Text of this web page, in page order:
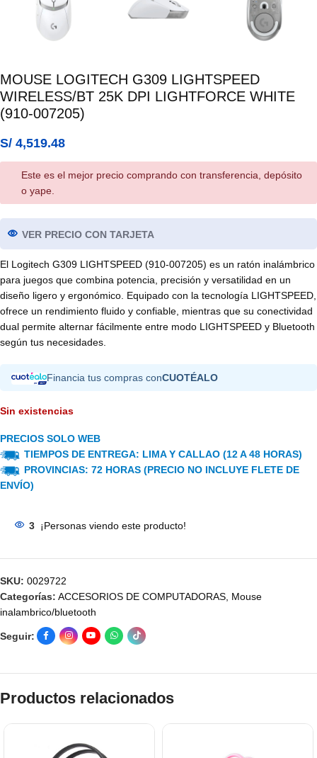
MOUSE LOGITECH G309 LIGHTSPEED
WIRELESS/BT 25K DPI LIGHTFORCE WHITE
(910-007205)
S/ 4,519.48
Este es el mejor precio comprando con transferencia, depósito
o yape.
VER PRECIO CON TARJETA
El Logitech G309 LIGHTSPEED (910-007205) es un ratón inalámbrico
para juegos que combina potencia, precisión y versatilidad en un
diseño ligero y ergonómico. Equipado con la tecnología LIGHTSPEED,
ofrece un rendimiento fluido y confiable, mientras que su conectividad
dual permite alternar fácilmente entre modo LIGHTSPEED y Bluetooth
según tus necesidades.
Financia tus compras conCUOTÉALO
Sin existencias
PRECIOS SOLO WEB
TIEMPOS DE ENTREGA: LIMA Y CALLAO (12 A 48 HORAS)
PROVINCIAS: 72 HORAS (PRECIO NO INCLUYE FLETE DE
ENVÍO)
3 ¡Personas viendo este producto!
SKU: 0029722
Categorías: ACCESORIOS DE COMPUTADORAS, Mouse
inalambrico/bluetooth
Seguir:
Productos relacionados